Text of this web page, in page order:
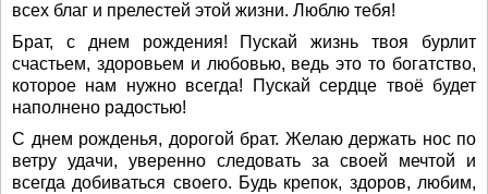
всех благ и прелестей этой жизни. Люблю тебя!
Брат, с днем рождения! Пускай жизнь твоя бурлит
счастьем, здоровьем и любовью, ведь это то богатство,
которое нам нужно всегда! Пускай сердце твоё будет
наполнено радостью!
С днем рожденья, дорогой брат. Желаю держать нос по
ветру удачи, уверенно следовать за своей мечтой и
всегда добиваться своего. Будь крепок, здоров, любим,